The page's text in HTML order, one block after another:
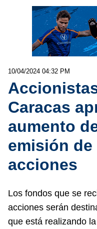
10/04/2024 04:32 PM
Caracas
aumento
emisión
acciones
Los fondos que se
acciones serán
que está realizando